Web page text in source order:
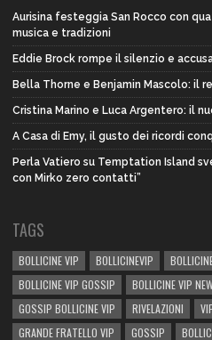
Aurisina festeggia San Rocco con
musica e tradizioni
Eddie Brock rompe il silenzio e
Bella Thorne e Benjamin Mascolo: il
Cristina Marino e Luca Argentero: il
A Casa di Emy, il gusto dei ricordi
Perla Vatiero su Temptation Island
con Mirko zero contatti”
TAGS
BOLLICINE VIP BOLLICINEVIP
BOLLICINE VIP GOSSIP
BOLLICINE VIP
GOSSIP BOLLICINE VIP
RIVELAZIONI
GRANDE FRATELLO VIP
GOSSIP